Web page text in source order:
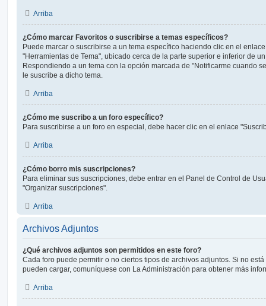
Arriba
¿Cómo marcar Favoritos o suscribirse a temas específicos?
Puede marcar o suscribirse a un tema específico haciendo clic en el
"Herramientas de Tema", ubicado cerca de la parte superior e inferior de
Respondiendo a un tema con la opción marcada de "Notificarme cuando
le suscribe a dicho tema.
Arriba
¿Cómo me suscribo a un foro específico?
Para suscribirse a un foro en especial, debe hacer clic en el enlace
Arriba
¿Cómo borro mis suscripciones?
Para eliminar sus suscripciones, debe entrar en el Panel de Control de
"Organizar suscripciones".
Arriba
Archivos Adjuntos
¿Qué archivos adjuntos son permitidos en este foro?
Cada foro puede permitir o no ciertos tipos de archivos adjuntos. Si no
pueden cargar, comuníquese con La Administración para obtener más
Arriba